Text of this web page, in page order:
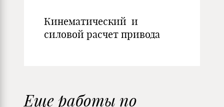
Кинематический и
силовой расчет привода
Еще работы по